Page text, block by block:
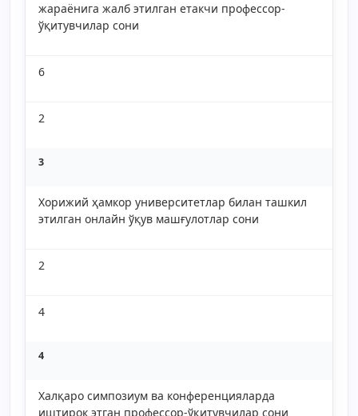
жараёнига жалб этилган етакчи профессор-
ўқитувчилар сони
6
2
3
Хорижий ҳамкор университетлар билан ташкил
этилган онлайн ўқув машғулотлар сони
2
4
4
Халқаро симпозиум ва конференцияларда
иштирок этган профессор-ўқитувчилар сони